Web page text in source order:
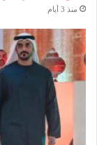
منذ 3 أيام